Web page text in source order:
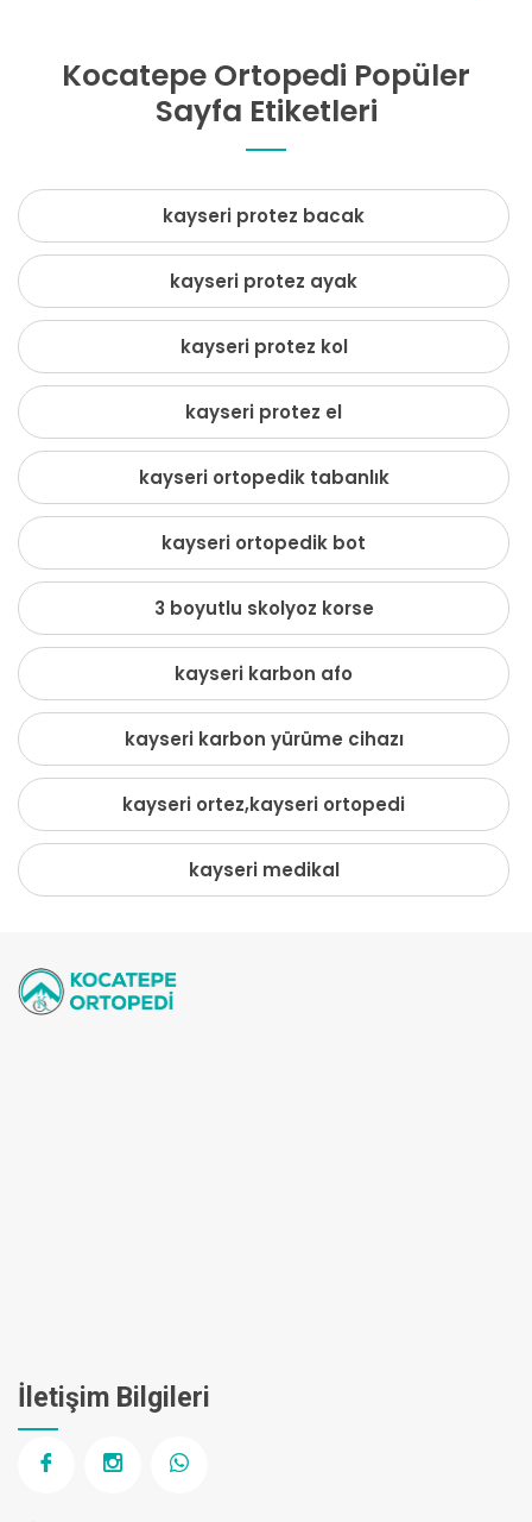
Kocatepe Ortopedi Popüler
Sayfa Etiketleri
kayseri protez bacak
kayseri protez ayak
kayseri protez kol
kayseri protez el
kayseri ortopedik tabanlık
kayseri ortopedik bot
3 boyutlu skolyoz korse
kayseri karbon afo
kayseri karbon yürüme cihazı
kayseri ortez,kayseri ortopedi
kayseri medikal
İletişim Bilgileri